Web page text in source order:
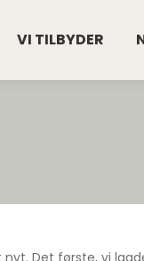
VI TILBYDER
Det første, vi